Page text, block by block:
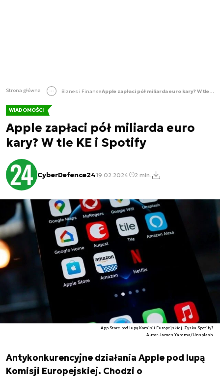
Strona główna Biznes i Finanse Apple zapłaci pół miliarda euro kary? W tle KE i Spotify
WIADOMOŚCI
Apple zapłaci pół miliarda euro
kary? W tle KE i Spotify
CyberDefence2419.02.2024 2 min.
App Store pod lupą Komisji Europejskiej. Zyska Spotify?
Autor. James Yarema/Unsplash
Antykonkurencyjne działania Apple pod lupą
Komisji Europejskiej. Chodzi o